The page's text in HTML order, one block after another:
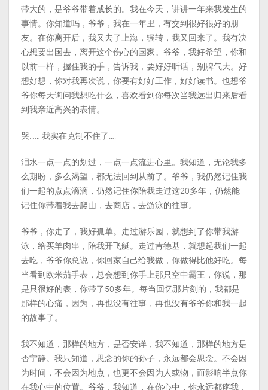
带大的，是爷爷带着成长的。我在今天，讲讲一年来我发生的
事情。你知道吗，爷爷，我在一年里，有交到很好很好的朋
友。在你离开后，我又去了上海，辗转，我又回来了。我有决
心想要出国去，离开这个伤心的国家。爷爷，我好希望，你和
以前一样，握住我的手，告诉我，要好好听话，别脾气大。好
想好想，你对我再次说，你要有好好工作，好好读书。也想爷
爷你每天询问我想吃什么，喜欢看到你每次当我远出归来后看
到我亲近高兴的表情。
哭…….我实在克制不住了….
泪水一点一点的划过，一点一点流进心里。我知道，无论我多
么期盼，多么渴望，都无法回到从前了。爷爷，我仍然记住我
们一起的点点滴滴，仍然记住你陪我走过这20多年，仍然能
记住你带着我去爬山，去商店，去游泳的往事。
爷爷，你走了，我好孤单。走过游乐园，就想到了你带我游
泳，给买羊肉串，陪我开飞艇。走过肯德基，就想起我们一起
去吃，爷爷你总说，你回家自己给我做，你做得比他好吃。每
当看到欧米茄手表，总会想到你手上那只空中霸王，你说，那
是只很好的表，你带了50多年。每当回忆那片刻的，我都是
那样的心痛，因为，再也没有往事，再也没有爷爷你和我一起
的故事了。
我不知道，那样的地方，是否安详，我不知道，那样的地方是
否宁静。我只知道，思念的你的孙子，永远都会思念。不会因
为时间，不会因为地点，也更不会因为人或物，而影响半点你
在我心中的位置。爷爷，我知道，在你心中，你永远都疼我，